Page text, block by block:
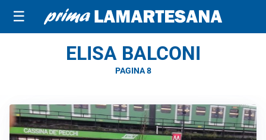
☰
ELISA BALCONI
PAGINA 8